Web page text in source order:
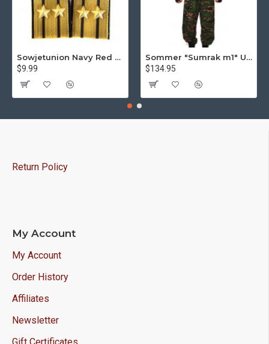
Sowjetunion Navy Red Army Parade Schulterklappen russischen Schulterklappen
$9.99
Sommer "Sumrak m1" Uniform Sniper taktischer Tarnanzug "Partizan" Tarnung Professionelle Airsoft-Ausrüstung Sumrak-Anzug
$134.95
Return Policy
My Account
My Account
Order History
Affiliates
Newsletter